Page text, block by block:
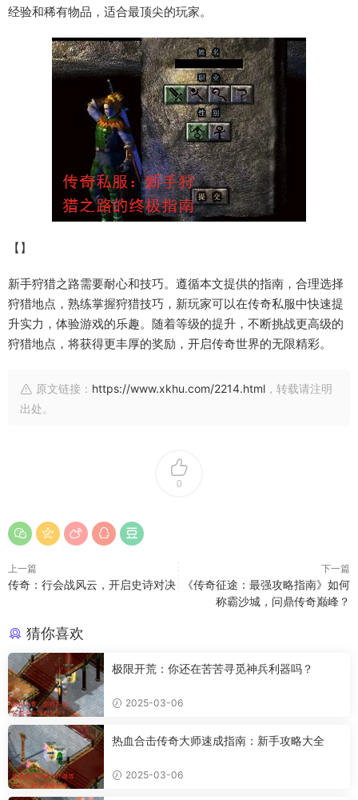
经验和稀有物品，适合最顶尖的玩家。
【】
新手狩猎之路需要耐心和技巧。遵循本文提供的指南，合理选择
狩猎地点，熟练掌握狩猎技巧，新玩家可以在传奇私服中快速提
升实力，体验游戏的乐趣。随着等级的提升，不断挑战更高级的
狩猎地点，将获得更丰厚的奖励，开启传奇世界的无限精彩。
原文链接： https://www.xkhu.com/2214.html ，转载请注明
出处。
0
上一篇
传奇：行会战风云，开启史诗对决
下一篇
《传奇征途：最强攻略指南》如何
称霸沙城，问鼎传奇巅峰？
猜你喜欢
极限开荒：你还在苦苦寻觅神兵利器吗？
2025-03-06
热血合击传奇大师速成指南：新手攻略大全
2025-03-06